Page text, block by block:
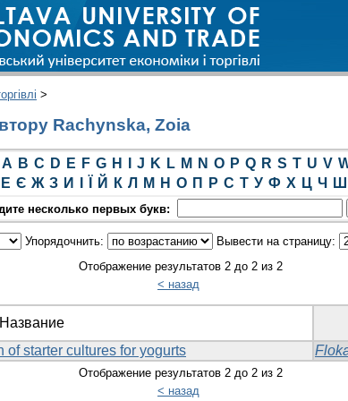
>
Rachynska, Zoia
A B C D E F G H J K L M N O P Q R S T U V
Е Є Ж З И Й К Л М Н О П Р С Т У Ф Х Ц Ч Ш
несколько первых букв:
Упорядочнить: Вывести на страницу:
Отображение результатов 2 до 2 из 2
< назад
Название
of starter cultures for yogurts
Отображение результатов 2 до 2 из 2
< назад